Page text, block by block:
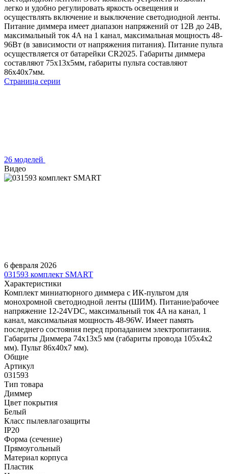
легко и удобно регулировать яркость освещения и
осуществлять включение и выключение светодиодной ленты.
Питание диммера имеет диапазон напряжений от 12В до 24В,
максимальный ток 4А на 1 канал, максимальная мощность 48-
96Вт (в зависимости от напряжения питания). Питание пульта
осуществляется от батарейки CR2025. Габариты диммера
составляют 75x13x5мм, габариты пульта составляют
86х40х7мм.
Страница серии
26 моделей
Видео
6 февраля 2026
031593 комплект SMART
Характеристики
Комплект миниатюрного диммера с ИК-пультом для
монохромной светодиодной ленты (ШИМ). Питание/рабочее
напряжение 12-24VDC, максимальный ток 4A на канал, 1
канал, максимальная мощность 48-96W. Имеет память
последнего состояния перед пропаданием электропитания.
Габариты Диммера 74x13x5 мм (габариты провода 105x4x2
мм). Пульт 86х40х7 мм).
Общие
Артикул
031593
Тип товара
Диммер
Цвет покрытия
Белый
Класс пылевлагозащиты
IP20
Форма (сечение)
Прямоугольный
Материал корпуса
Пластик